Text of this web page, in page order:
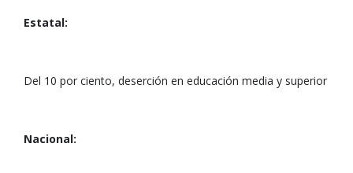
Estatal:
Del 10 por ciento, deserción en educación media y superior
Nacional: